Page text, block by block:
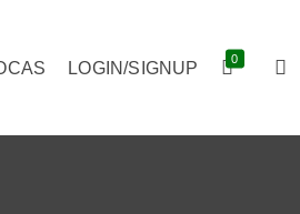
LOGIN/SIGNUP 0